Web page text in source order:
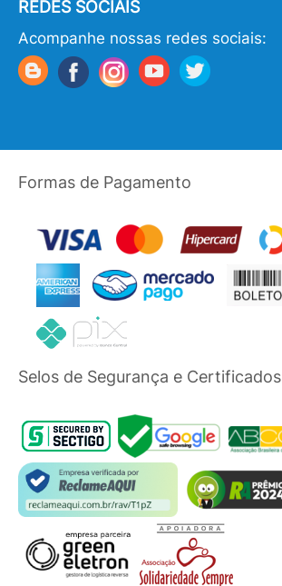
REDES SOCIAIS
Acompanhe nossas redes sociais:
Formas de Pagamento
Selos de Segurança e Certificados